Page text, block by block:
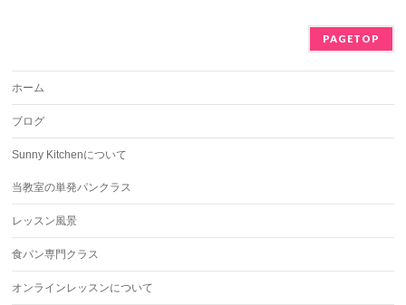
PAGETOP
ホーム
ブログ
Sunny Kitchenについて
当教室の単発パンクラス
レッスン風景
食パン専門クラス
オンラインレッスンについて